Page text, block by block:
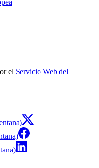
el Servicio Web del